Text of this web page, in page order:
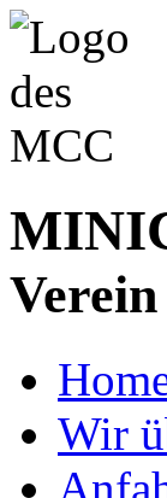
Wir